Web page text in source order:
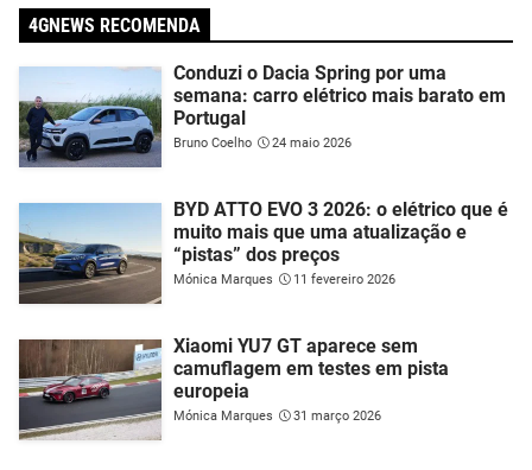
4GNEWS RECOMENDA
Conduzi o Dacia Spring por uma
semana: carro elétrico mais barato em
Portugal
Bruno Coelho 24 maio 2026
BYD ATTO EVO 3 2026: o elétrico que é
muito mais que uma atualização e
“pistas” dos preços
Mónica Marques 11 fevereiro 2026
Xiaomi YU7 GT aparece sem
camuflagem em testes em pista
europeia
Mónica Marques 31 março 2026